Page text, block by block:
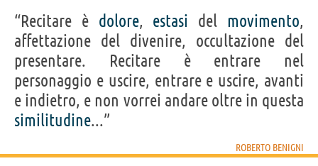
“Recitare è dolore, estasi del movimento,
affettazione del divenire, occultazione del
presentare. Recitare è entrare nel
personaggio e uscire, entrare e uscire, avanti
e indietro, e non vorrei andare oltre in questa
similitudine...”
ROBERTO BENIGNI